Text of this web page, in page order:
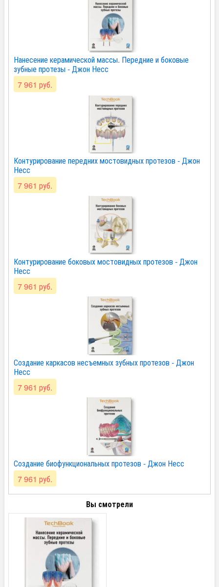
Нанесение керамической массы. Передние и боковые
зубные протезы - Джон Несс
7 961 руб.
Контурирование передних мостовидных протезов - Джон
Несс
7 961 руб.
Контурирование боковых мостовидных протезов - Джон
Несс
7 961 руб.
Создание каркасов несъемных зубных протезов - Джон
Несс
7 961 руб.
Создание биофункциональных протезов - Джон Несс
7 961 руб.
Вы смотрели